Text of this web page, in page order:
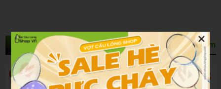
Sản Phẩm Liên Quan Xem thêm
10% 10%
×